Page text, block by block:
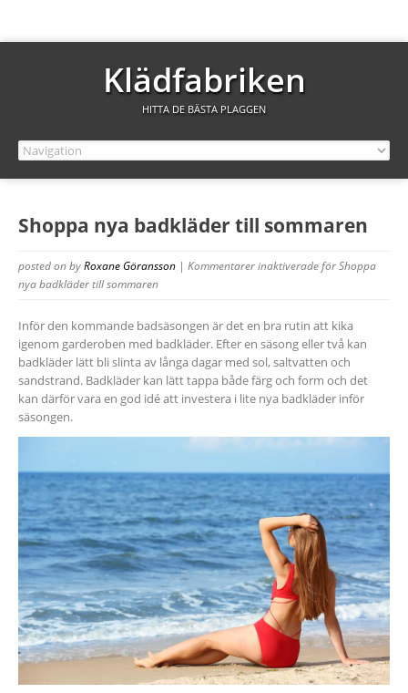
Klädfabriken
HITTA DE BÄSTA PLAGGEN
Shoppa nya badkläder till sommaren
posted onbyRoxane Göransson | Kommentarer inaktiveradeför Shoppa
nya badkläder till sommaren
Inför den kommande badsäsongen är det en bra rutin att kika
igenom garderoben med badkläder. Efter en säsong eller två kan
badkläder lätt bli slinta av långa dagar med sol, saltvatten och
sandstrand. Badkläder kan lätt tappa både färg och form och det
kan därför vara en god idé att investera i lite nya badkläder inför
säsongen.